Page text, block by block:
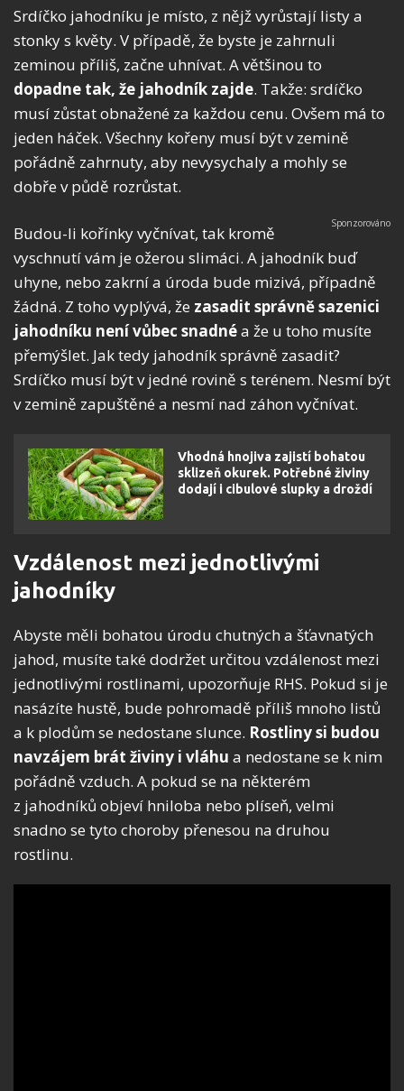
Srdíčko jahodníku je místo, z nějž vyrůstají listy a
stonky s květy. V případě, že byste je zahrnuli
zeminou příliš, začne uhnívat. A většinou to
dopadne tak, že jahodník zajde. Takže: srdíčko
musí zůstat obnažené za každou cenu. Ovšem má to
jeden háček. Všechny kořeny musí být v zemině
pořádně zahrnuty, aby nevysychaly a mohly se
dobře v půdě rozrůstat.
Budou-li kořínky vyčnívat, tak kromě
vyschnutí vám je ožerou slimáci. A jahodník buď
uhyne, nebo zakrní a úroda bude mizivá, případně
žádná. Z toho vyplývá, že zasadit správně sazenici
jahodníku není vůbec snadnéa že u toho musíte
přemýšlet. Jak tedy jahodník správně zasadit?
Srdíčko musí být v jedné rovině s terénem. Nesmí být
v zemině zapuštěné a nesmí nad záhon vyčnívat.
Vhodná hnojiva zajistí bohatou
sklizeň okurek. Potřebné živiny
dodají i cibulové slupky a droždí
Vzdálenost mezi jednotlivými
jahodníky
Abyste měli bohatou úrodu chutných a šťavnatých
jahod, musíte také dodržet určitou vzdálenost mezi
jednotlivými rostlinami, upozorňuje RHS. Pokud si je
nasázíte hustě, bude pohromadě příliš mnoho listů
a k plodům se nedostane slunce. Rostliny si budou
navzájem brát živiny i vláhu a nedostane se k nim
pořádně vzduch. A pokud se na některém
z jahodníků objeví hniloba nebo plíseň, velmi
snadno se tyto choroby přenesou na druhou
rostlinu.